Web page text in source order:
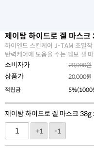
제이탐 하이드로 겔 마스
하이엔드 스킨케어 J-TAM 초밀
탄력케어에 도움을 주는 엠보 겔
소비자가 20,000원
상품가 20,000원
적립금
5%(1000
제이탐 하이드로 겔 마스크 38g
+1
-1